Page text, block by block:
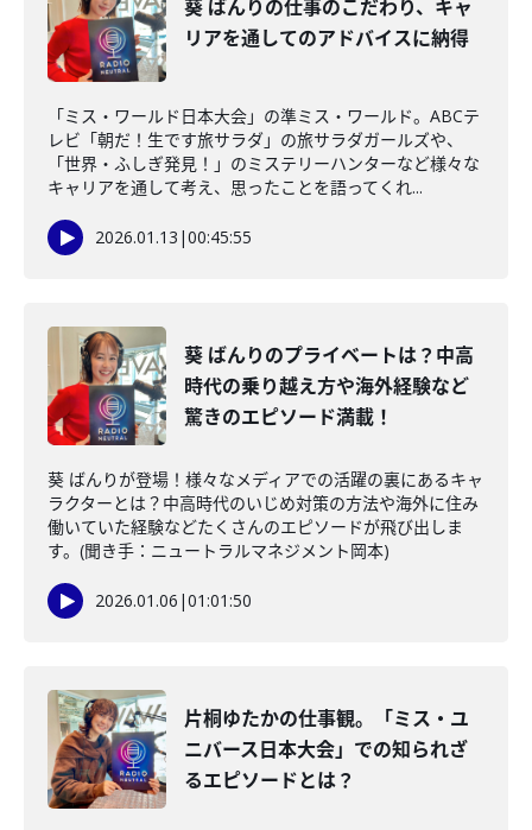
葵 ばんりの仕事のこだわり、キャ
リアを通してのアドバイスに納得
「ミス・ワールド日本大会」の準ミス・ワールド。ABCテ
レビ「朝だ！生です旅サラダ」の旅サラダガールズや、
「世界・ふしぎ発見！」のミステリーハンターなど様々な
キャリアを通して考え、思ったことを語ってくれ...
2026.01.13 |00:45:55
葵 ばんりのプライベートは？中高
時代の乗り越え方や海外経験など
驚きのエピソード満載！
葵 ばんりが登場！様々なメディアでの活躍の裏にあるキャ
ラクターとは？中高時代のいじめ対策の方法や海外に住み
働いていた経験などたくさんのエピソードが飛び出しま
す。(聞き手：ニュートラルマネジメント岡本)
2026.01.06 |01:01:50
片桐ゆたかの仕事観。「ミス・ユ
ニバース日本大会」での知られざ
るエピソードとは？